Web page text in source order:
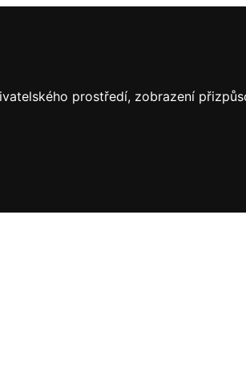
prostředí, zobrazení